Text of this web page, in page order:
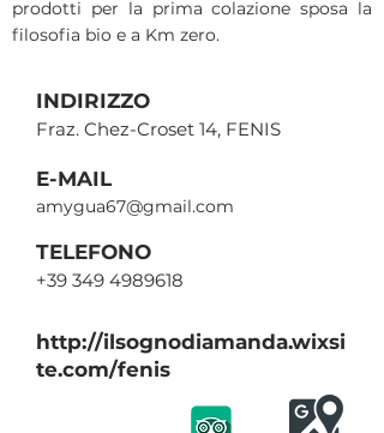
prodotti per la prima colazione sposa la
filosofia bio e a Km zero.
INDIRIZZO
Fraz. Chez-Croset 14, FENIS
E-MAIL
amygua67@gmail.com
TELEFONO
+39 349 4989618
http://ilsognodiamanda.wixsi
te.com/fenis